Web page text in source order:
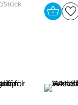
Stück